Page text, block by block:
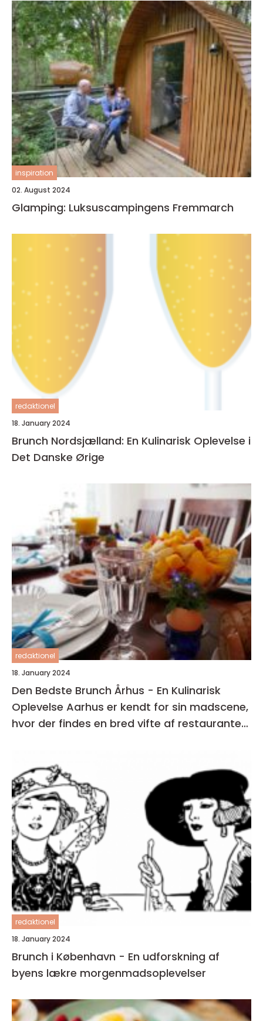
inspiration
02. August 2024
Glamping: Luksuscampingens Fremmarch
redaktionel
18. January 2024
Brunch Nordsjælland: En Kulinarisk Oplevelse i
Det Danske Ørige
redaktionel
18. January 2024
Den Bedste Brunch Århus - En Kulinarisk
Oplevelse Aarhus er kendt for sin madscene,
hvor der findes en bred vifte af restauranter,
redaktionel
18. January 2024
Brunch i København - En udforskning af
byens lækre morgenmadsoplevelser